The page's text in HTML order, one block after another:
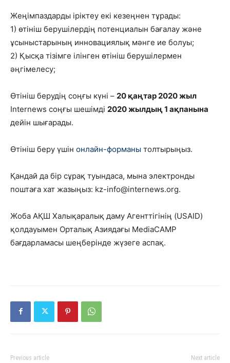
Жеңімпаздарды іріктеу екі кезеңнен тұрады:
1) өтініш берушілердің потенциалын бағалау және
ұсыныстарының инновациялық мәнге ие болуы;
2) Қысқа тізімге ілінген өтініш берушілермен
әңгімелесу;
Өтініш берудің соңғы күні – 20 қаңтар 2020 жыл
Internews соңғы шешімді 2020 жылдың 1 ақпанына
дейін шығарады.
Өтініш беру үшін онлайн-форманы толтырыңыз.
Қандай да бір сұрақ туындаса, мына электронды
поштаға хат жазыңыз: kz-info@internews.org.
Жоба АҚШ Халықаралық даму Агенттігінің (USAID)
қолдауымен Орталық Азиядағы MediaCAMP
бағдарламасы шеңберінде жүзеге аспақ.
Previous article Next article